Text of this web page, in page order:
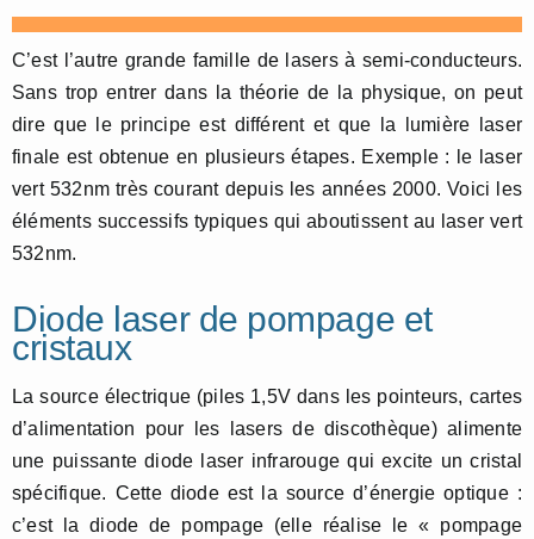
C’est l’autre grande famille de lasers à semi-conducteurs.
Sans trop entrer dans la théorie de la physique, on peut
dire que le principe est différent et que la lumière laser
finale est obtenue en plusieurs étapes. Exemple : le laser
vert 532nm très courant depuis les années 2000. Voici les
éléments successifs typiques qui aboutissent au laser vert
532nm.
Diode laser de pompage et
cristaux
La source électrique (piles 1,5V dans les pointeurs, cartes
d’alimentation pour les lasers de discothèque) alimente
une puissante diode laser infrarouge qui excite un cristal
spécifique. Cette diode est la source d’énergie optique :
c’est la diode de pompage (elle réalise le « pompage